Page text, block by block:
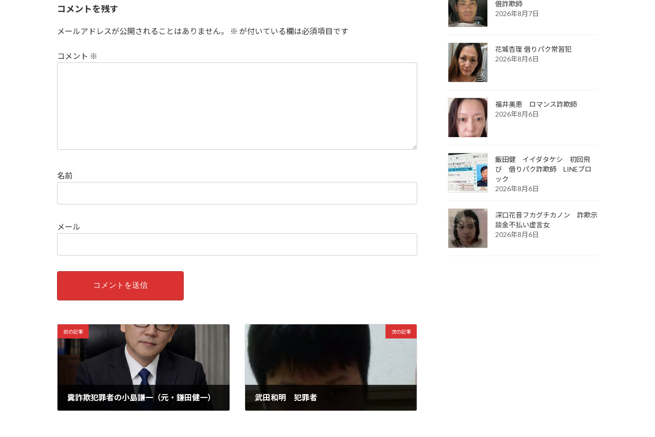
コメントを残す
メールアドレスが公開されることはありません。 ※ が付いている欄は必須項目です
コメント ※
名前
メール
前の記事
糞詐欺犯罪者の小島謙一（元・鎌田健一）
次の記事
武田和明 犯罪者
借詐欺師
2026年8月7日
花城杏理 借りパク常習犯
2026年8月6日
福井美恵 ロマンス詐欺師
2026年8月6日
飯田健 イイダタケシ 初回飛
び 借りパク詐欺師 LINEブロ
ック
2026年8月6日
深口花音フカグチカノン 詐欺示
談金不払い虚言女
2026年8月6日